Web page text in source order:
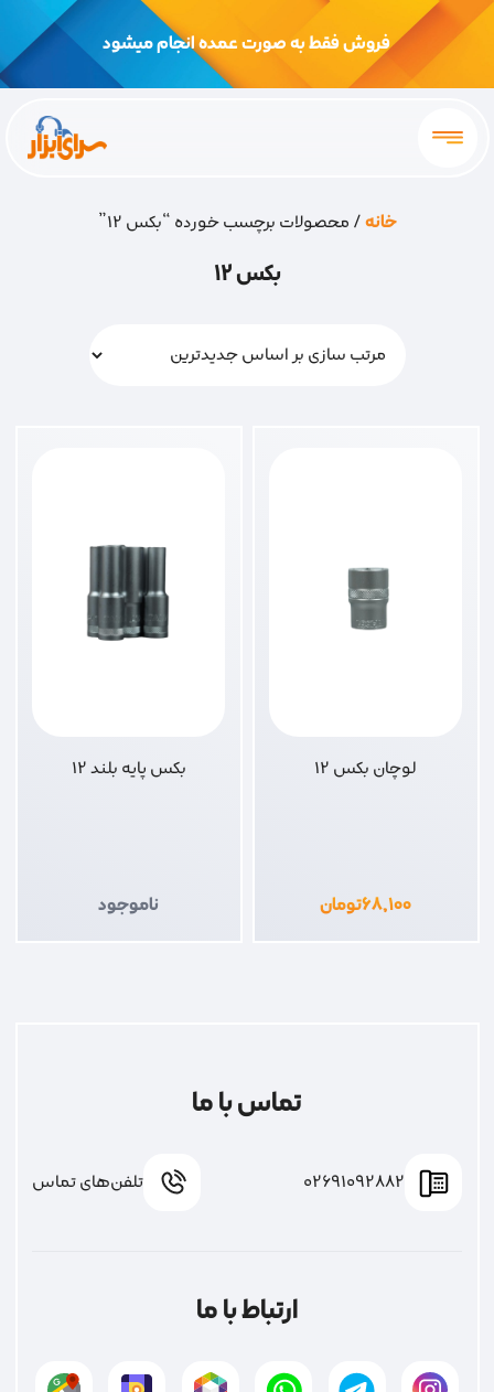
فروش فقط به صورت عمده انجام میشود
خانه/ محصولات برچسب خورده “بکس 12”
بکس 12
لوچان بکس 12
۶۸,۱۰۰تومان
بکس پایه بلند 12
ناموجود
تماس با ما
02691092882 تلفن‌های تماس
ارتباط با ما